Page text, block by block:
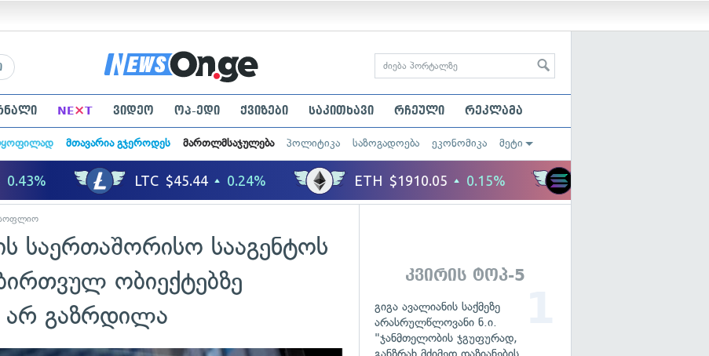
NE×T ვიდეო ოპ-ედი ქვიზები საკითხავი რჩეული რეკლამა
მთავარია გჯეროდეს მართლმსაჯულება პოლიტიკა საზოგადოება ეკონომიკა მეტი
საერთაშორისო სააგენტოს
ობიექტებზე
არ გაზრდილა
კვირის ტოპ-5
გიგა ავალიანის საქმეზე
არასრულწლოვანი ნ.ი.
"ჯანმთელობის ჯგუფურად,